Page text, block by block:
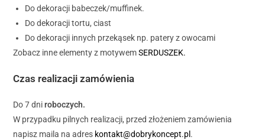
Do dekoracji babeczek/muffinek.
Do dekoracji tortu, ciast
Do dekoracji innych przekąsek np. patery z owocami
Zobacz inne elementy z motywemSERDUSZEK.
Czas realizacji zamówienia
Do 7 dniroboczych.
W przypadku pilnych realizacji, przed złożeniem zamówienia
napisz maila na adres kontakt@dobrykoncept.pl .